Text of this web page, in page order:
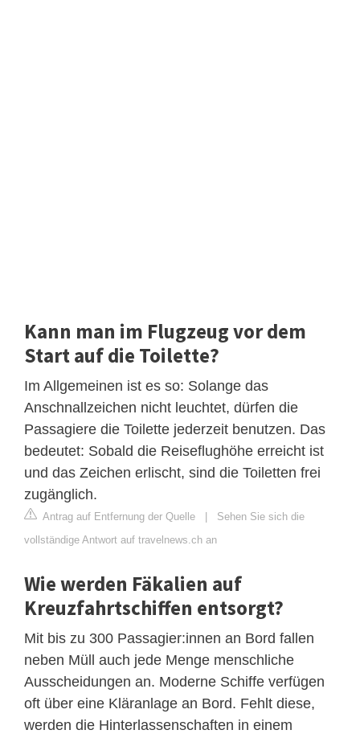
Kann man im Flugzeug vor dem
Start auf die Toilette?
Im Allgemeinen ist es so: Solange das
Anschnallzeichen nicht leuchtet, dürfen die
Passagiere die Toilette jederzeit benutzen. Das
bedeutet: Sobald die Reiseflughöhe erreicht ist
und das Zeichen erlischt, sind die Toiletten frei
zugänglich.
Antrag auf Entfernung der Quelle | Sehen Sie sich die
vollständige Antwort auf travelnews.ch an
Wie werden Fäkalien auf
Kreuzfahrtschiffen entsorgt?
Mit bis zu 300 Passagier:innen an Bord fallen
neben Müll auch jede Menge menschliche
Ausscheidungen an. Moderne Schiffe verfügen
oft über eine Kläranlage an Bord. Fehlt diese,
werden die Hinterlassenschaften in einem